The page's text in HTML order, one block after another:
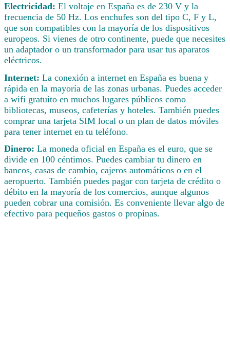
Electricidad: El voltaje en España es de 230 V y la
frecuencia de 50 Hz. Los enchufes son del tipo C, F y L,
que son compatibles con la mayoría de los dispositivos
europeos. Si vienes de otro continente, puede que necesites
un adaptador o un transformador para usar tus aparatos
eléctricos.
Internet: La conexión a internet en España es buena y
rápida en la mayoría de las zonas urbanas. Puedes acceder
a wifi gratuito en muchos lugares públicos como
bibliotecas, museos, cafeterías y hoteles. También puedes
comprar una tarjeta SIM local o un plan de datos móviles
para tener internet en tu teléfono.
Dinero: La moneda oficial en España es el euro, que se
divide en 100 céntimos. Puedes cambiar tu dinero en
bancos, casas de cambio, cajeros automáticos o en el
aeropuerto. También puedes pagar con tarjeta de crédito o
débito en la mayoría de los comercios, aunque algunos
pueden cobrar una comisión. Es conveniente llevar algo de
efectivo para pequeños gastos o propinas.